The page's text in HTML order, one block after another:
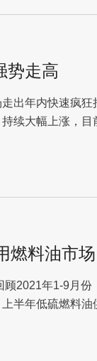
势走高
出年内快速疯
续大幅上涨，
燃料油市
2021年1-9月
半年低硫燃料